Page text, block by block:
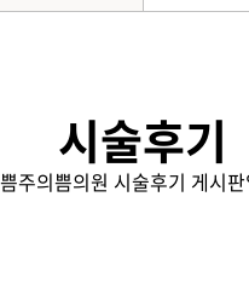
시술후기
주의쁨의원 시술후기 게시